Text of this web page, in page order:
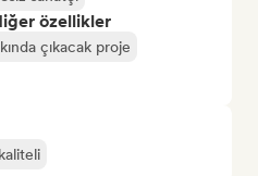
özellikler
çıkacak proje